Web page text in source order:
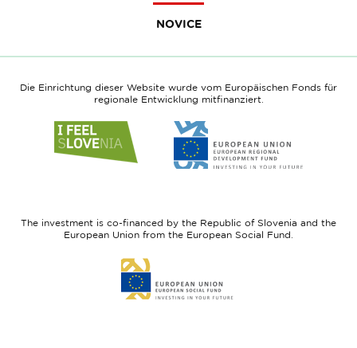
NOVICE
Die Einrichtung dieser Website wurde vom Europäischen Fonds für
regionale Entwicklung mitfinanziert.
to
website
to
website
Fund
The investment is co-financed by the Republic of Slovenia and the
European Union from the European Social Fund.
to
website